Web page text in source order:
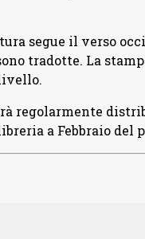
segue il verso
tradotte. La
regolarmente
a Febbraio del